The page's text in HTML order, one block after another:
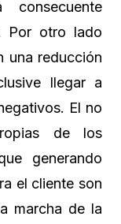
Por otro lado
una reducción
llegar a
El no
de los
generando
el cliente son
marcha de la